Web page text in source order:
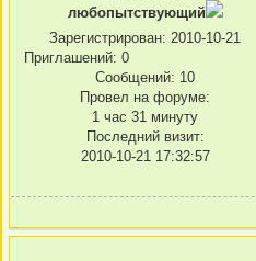
любопытствующий
Зарегистрирован: 2010-10-21
Приглашений: 0
Сообщений: 10
Провел на форуме:
1 час 31 минуту
Последний визит:
2010-10-21 17:32:57